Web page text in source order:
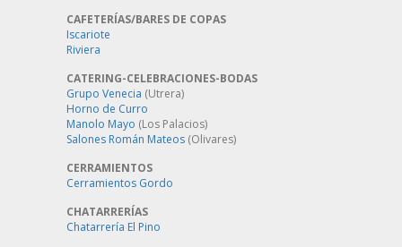
CAFETERÍAS/BARES DE COPAS
Iscariote
Riviera
CATERING-CELEBRACIONES-BODAS
Grupo Venecia (Utrera)
Horno de Curro
Manolo Mayo (Los Palacios)
Salones Román Mateos (Olivares)
CERRAMIENTOS
Cerramientos Gordo
CHATARRERÍAS
Chatarrería El Pino